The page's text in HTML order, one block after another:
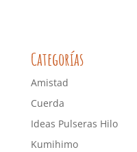
Categorías
Amistad
Cuerda
Ideas Pulseras Hilo
Kumihimo